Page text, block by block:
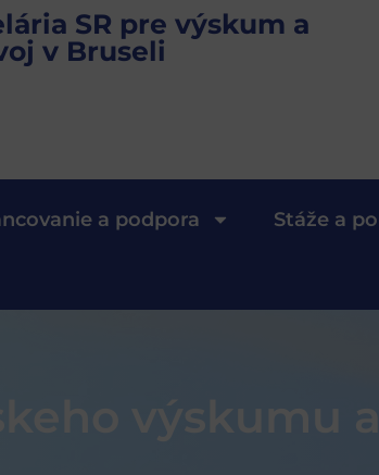
SR pre výskum a
v Bruseli
a podpora Stáže a
výskumu